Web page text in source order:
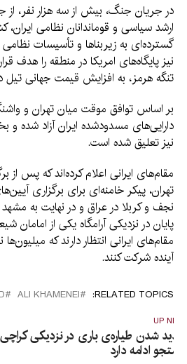
در جریان جنگ، بیش از سه هزار نفر، از
ارشد سیاسی و قوماندانان نظامی
گسترده‌ای به زیربنا‌ها و تأسیسات نظامی
نیز پایگاه‌های امریکا در منطقه را هدف
تنگه هرمز، به افزایش قیمت جهانی تیل
بر اساس توافق موقت میان تهران و
دارایی‌های مسدودشده ایران آزاد شده
نیز تعلیق شده است.
مقام‌های ایرانی اعلام کرده‌اند که پس از
تهران، پیکر خامنه‌ای برای برگزاری
نجف و کربلا در عراق و در نهایت به
پایان در نزدیکی آرامگاه یکی از
مقام‌های ایرانی انتظار دارند که
آینده شرکت کنند.
RELATED TOPICS:
ALI KHAMENEI
UP
شدن طیاره‌ی باری در نزدیکی
ادامه دارد